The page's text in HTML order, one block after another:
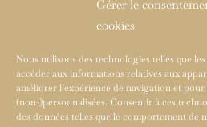
Gérer le
cookies
Nous utilisons des technologies telles que
accéder aux informations relatives aux
améliorer l’expérience de navigation et
(non-)personnalisées. Consentir à ces
des données telles que le comportement de